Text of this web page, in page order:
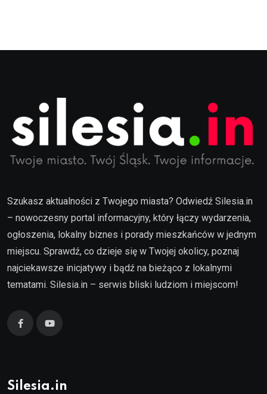
Szukasz aktualności z Twojego miasta? Odwiedź Silesia.in
– nowoczesny portal informacyjny, który łączy wydarzenia,
ogłoszenia, lokalny biznes i porady mieszkańców w jednym
miejscu. Sprawdź, co dzieje się w Twojej okolicy, poznaj
najciekawsze inicjatywy i bądź na bieżąco z lokalnymi
tematami. Silesia.in – serwis bliski ludziom i miejscom!
Silesia.in